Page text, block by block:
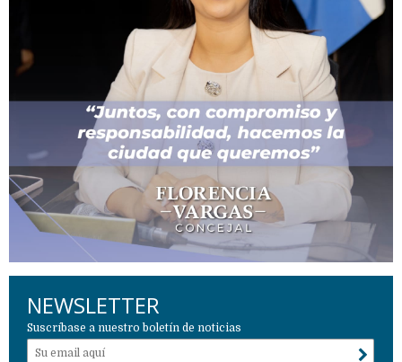
NEWSLETTER
Suscríbase a nuestro boletín de noticias